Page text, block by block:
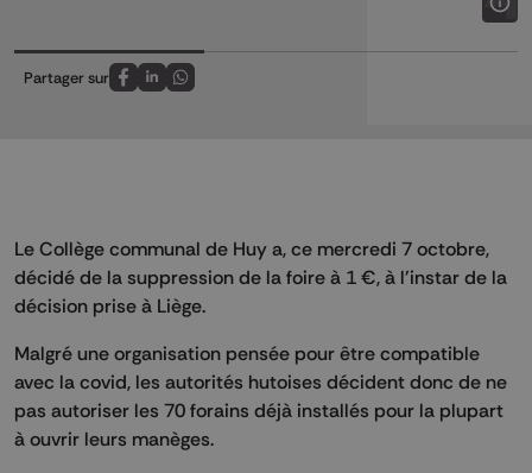
Partager sur
Partagez sur FaceBook
Partagez sur LinkedIn
Partagez sur Whatsapp
Le Collège communal de Huy a, ce mercredi 7 octobre,
décidé de la suppression de la foire à 1 €, à l'instar de la
décision prise à Liège.
Malgré une organisation pensée pour être compatible
avec la covid, les autorités hutoises décident donc de ne
pas autoriser les 70 forains déjà installés pour la plupart
à ouvrir leurs manèges.